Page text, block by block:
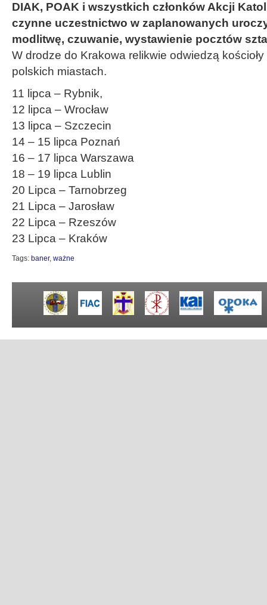
DIAK, POAK i wszystkich członków Akcji
czynne uczestnictwo w zaplanowanych
modlitwę, czuwanie, wystawienie pocztów
W drodze do Krakowa relikwie odwiedzą
polskich miastach.
11 lipca – Rybnik,
12 lipca – Wrocław
13 lipca – Szczecin
14 – 15 lipca Poznań
16 – 17 lipca Warszawa
18 – 19 lipca Lublin
20 Lipca – Tarnobrzeg
21 Lipca – Jarosław
22 Lipca – Rzeszów
23 Lipca – Kraków
Tags: baner, ważne